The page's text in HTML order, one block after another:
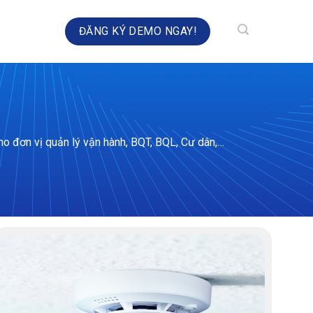
TOÀN DIỆN
ĐĂNG KÝ DEMO NGAY!
đơn vị quản lý vận hành, BQT, BQL, Cư dân,…